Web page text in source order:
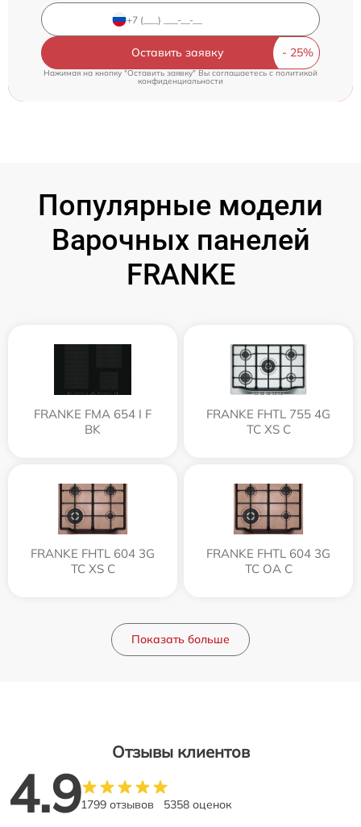
Оставить заявку
Нажимая на кнопку "Оставить заявку" Вы соглашаетесь cполитикой
конфиденциальности
Популярные модели
Варочных панелей
FRANKE
FRANKE FMA 654 I F
BK
FRANKE FHTL 755 4G
TC XS C
FRANKE FHTL 604 3G
TC XS C
FRANKE FHTL 604 3G
TC OA C
Показать больше
Отзывы клиентов
4.91799 отзывов 5358 оценок